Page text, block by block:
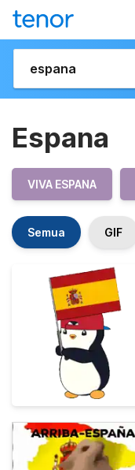
Espana
VIVA ESPANA
Semua GIF